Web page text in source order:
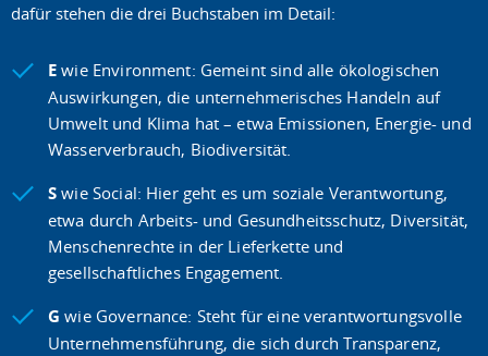
dafür stehen die drei Buchstaben im Detail:
E wie Environment: Gemeint sind alle ökologischen
Auswirkungen, die unternehmerisches Handeln auf
Umwelt und Klima hat – etwa Emissionen, Energie- und
Wasserverbrauch, Biodiversität.
S wie Social: Hier geht es um soziale Verantwortung,
etwa durch Arbeits- und Gesundheitsschutz, Diversität,
Menschenrechte in der Lieferkette und
gesellschaftliches Engagement.
G wie Governance: Steht für eine verantwortungsvolle
Unternehmensführung, die sich durch Transparenz,